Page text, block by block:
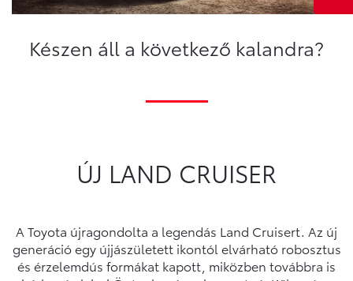
Készen áll a következő kalandra?
ÚJ LAND CRUISER
A Toyota újragondolta a legendás Land Cruisert. Az új
generáció egy újjászületett ikontól elvárható robosztus
és érzelemdús formákat kapott, miközben továbbra is